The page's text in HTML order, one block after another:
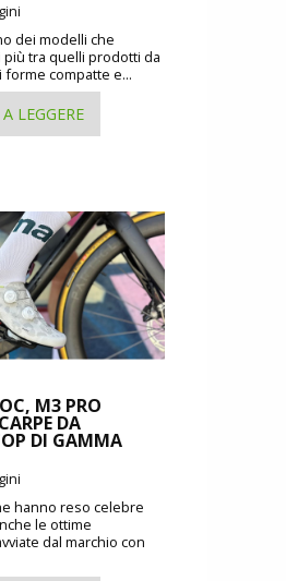
dei modelli che
tra quelli prodotti da
forme compatte e...
LEGGERE
M3 PRO
DA
DI GAMMA
hanno reso celebre
le ottime
dal marchio con